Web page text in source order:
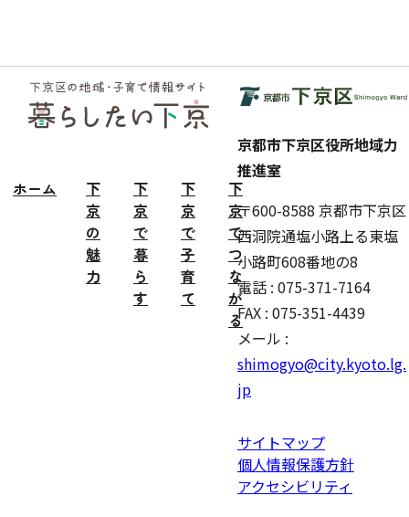
フッ
ター
ホーム
下
京
の
魅
力
下
京
で
暮
ら
す
下
京
で
子
育
て
下
京
で
つ
な
が
る
京都市下京区役所地域力
推進室
〒600-8588 京都市下京区
西洞院通塩小路上る東塩
小路町608番地の8
電話 : 075-371-7164
FAX : 075-351-4439
メール :
shimogyo@city.kyoto.lg.
jp
サイトマップ
個人情報保護方針
アクセシビリティ